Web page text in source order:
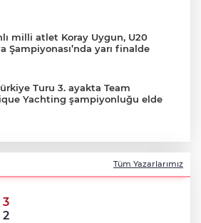
milli atlet Koray Uygun, U20
Şampiyonası’nda yarı finalde
Turu 3. ayakta Team
Yachting şampiyonluğu elde
rahvan atları şampiyonluğa
Tüm Yazarlarımız
3
2